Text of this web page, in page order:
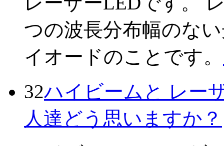
つの波長分布幅のな
イオードのことです。
32ハイビームと レー
人達どう思いますか？